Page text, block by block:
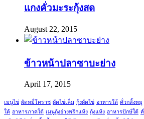
แกงคั่วมะระกุ้งสด
August 22, 2015
ข้าวหน้าปลาซาบะย่าง
April 17, 2015
เมนูไข่ ผัดหมี่โคราช ผัดไข่เค็ม กุ้งผัดไข่ อาหารใต้ คั่วกลิ้งหมู
ใต้ อาหารภาคใต้ เมนูกุ้งย่างพริกแห้ง กุ้งแห้ง อาหารปักษ์ใต้